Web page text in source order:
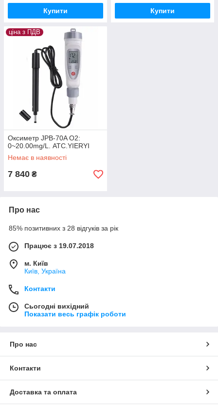
Кількість розчиненого кисню у воді може залежати від
температури (більше кисню в холодній воді), тиску (більше
кисню розчиниться у воді при більшому тиску) і солоності
(більше кисню у воді низької солоності). Розпад органічного
матеріалу у воді, викликаний або хімічними процесами, або
дією мікробів у неочищених стічних водах, або мертвою
рослинністю може серйозно знизити концентрацію
розчиненого кисню. «Відпрацьована» вода, що скидається у
відкриті джерела після охолодження обладнання на
виробництвах або електростанціях, підвищує температуру
води і знижує вміст кисню.
Купити Купити
ціна з ПДВ
Оксиметр JPB-70A О2:
0~20.00mg/L. АТС.YIERYI
Немає в наявності
7 840 ₴
Про нас
85% позитивних з 28 відгуків за рік
Працює з 19.07.2018
м. Київ
Київ, Україна
Контакти
Сьогодні вихідний
Показати весь графік роботи
Про нас
Контакти
Доставка та оплата